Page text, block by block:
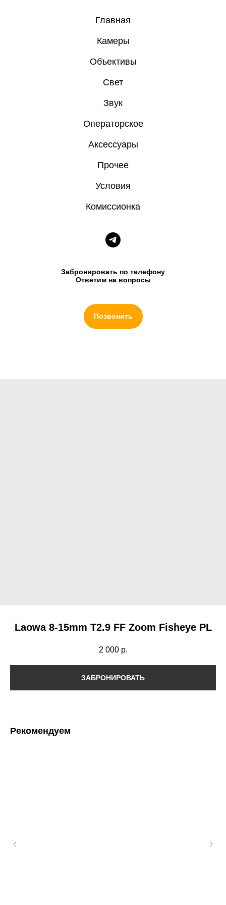
Главная
Камеры
Объективы
Свет
Звук
Операторское
Аксессуары
Прочее
Условия
Комиссионка
Забронировать по телефону
Ответим на вопросы
Позвонить
Laowa 8-15mm T2.9 FF Zoom Fisheye PL
2 000 р.
ЗАБРОНИРОВАТЬ
Рекомендуем